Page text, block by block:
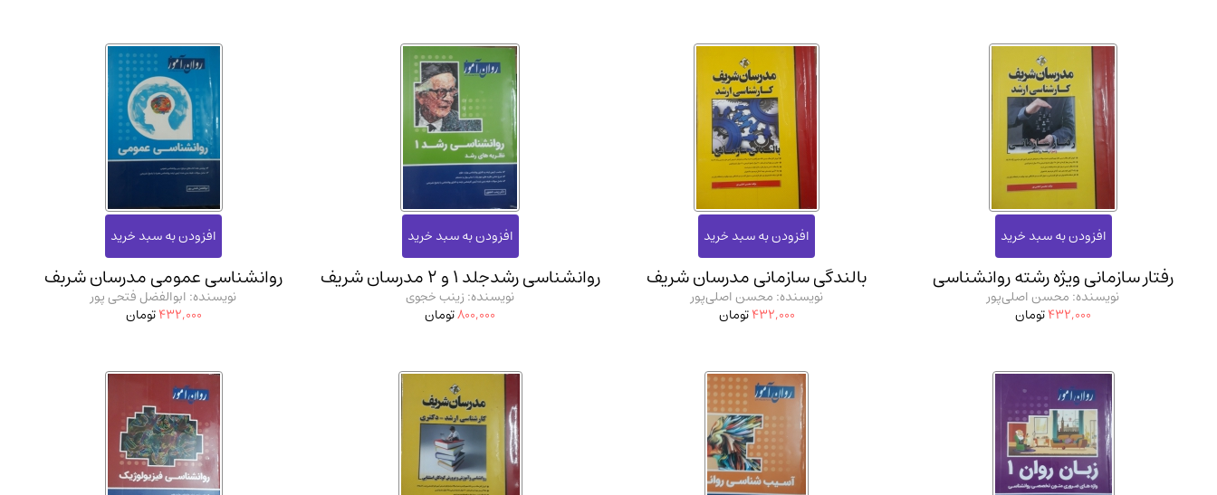
رفتار سازمانی ویژه رشته روانشناسی
نویسنده: محسن اصلی‌پور
432,000تومان
بالندگی سازمانی مدرسان شریف
نویسنده: محسن اصلی‌پور
432,000تومان
روانشناسی رشدجلد 1 و 2 مدرسان شریف
نویسنده: زینب خجوی
800,000تومان
روانشناسی عمومی مدرسان شربف
نویسنده: ابوالفضل فتحی پور
432,000تومان